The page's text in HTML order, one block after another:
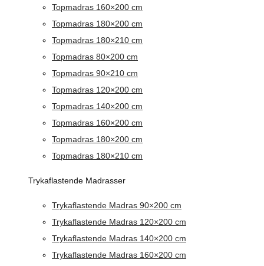
Topmadras 160×200 cm
Topmadras 180×200 cm
Topmadras 180×210 cm
Topmadras 80×200 cm
Topmadras 90×210 cm
Topmadras 120×200 cm
Topmadras 140×200 cm
Topmadras 160×200 cm
Topmadras 180×200 cm
Topmadras 180×210 cm
Trykaflastende Madrasser
Trykaflastende Madras 90×200 cm
Trykaflastende Madras 120×200 cm
Trykaflastende Madras 140×200 cm
Trykaflastende Madras 160×200 cm